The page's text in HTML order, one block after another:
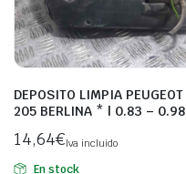
DEPOSITO LIMPIA PEUGEOT
205 BERLINA * | 0.83 – 0.98
14,64€Iva incluido
En stock